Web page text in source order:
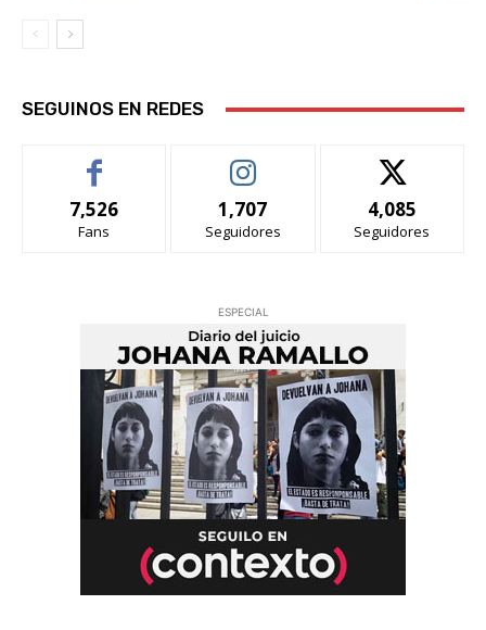
SEGUINOS EN REDES
7,526
Fans
1,707
Seguidores
4,085
Seguidores
ESPECIAL